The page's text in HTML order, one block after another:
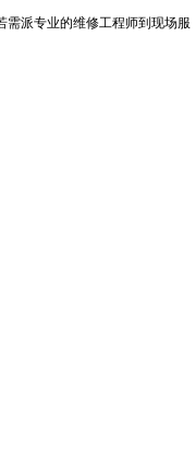
需派专业的维修工程师到现场服